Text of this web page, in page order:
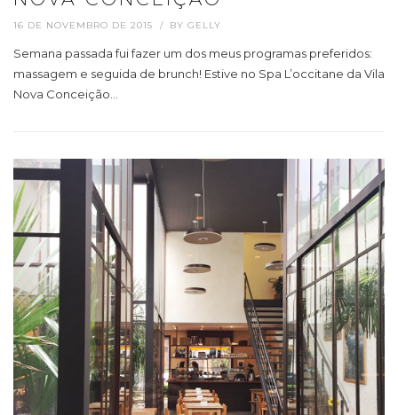
16 DE NOVEMBRO DE 2015 BY GELLY
Semana passada fui fazer um dos meus programas preferidos:
massagem e seguida de brunch! Estive no Spa L’occitane da Vila
Nova Conceição…